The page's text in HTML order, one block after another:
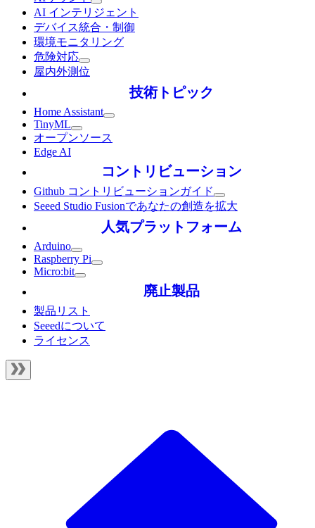
AI インテリジェント
デバイス統合・制御
環境モニタリング
危険対応
屋内外測位
技術トピック
Home Assistant
TinyML
オープンソース
Edge AI
コントリビューション
Github コントリビューションガイド
Seeed Studio Fusionであなたの創造を拡大
人気プラットフォーム
Arduino
Raspberry Pi
Micro:bit
廃止製品
製品リスト
Seeedについて
ライセンス